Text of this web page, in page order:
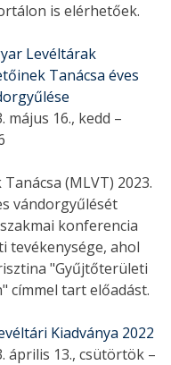
is elérhetőek.
Levéltárak
Tanácsa éves
május 16., kedd –
(MLVT) 2023.
vándorgyűlését
konferencia
tevékenysége, ahol
"Gyűjtőterületi
címmel tart előadást.
Kiadványa 2022
április 13., csütörtök –